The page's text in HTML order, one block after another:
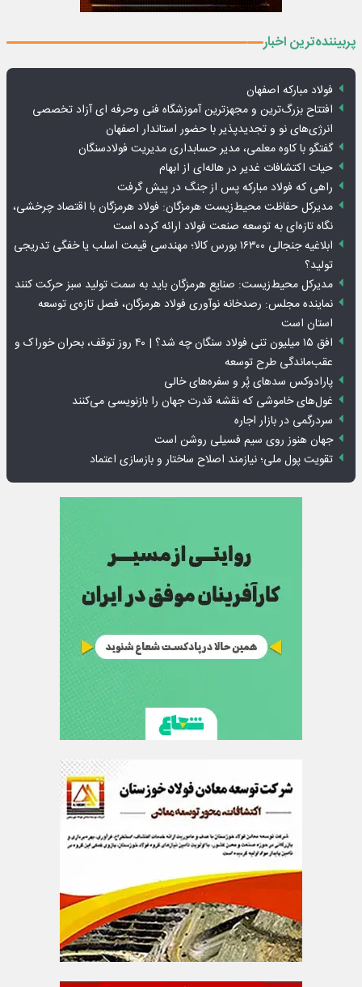
پربیننده‌ترین اخبار
فولاد مبارکه اصفهان
افتتاح بزرگ‌ترین و مجهزترین آموزشگاه فنی وحرفه ای آزاد تخصصی
انرژی‌های نو و تجدیدپذیر با حضور استاندار اصفهان
گفتگو با کاوه معلمی، مدیر حسابداری مدیریت فولادسنگان
حیات اکتشافات غدیر در هاله‌ای از ابهام
راهی که فولاد مبارکه پس از جنگ در پیش گرفت
مدیرکل حفاظت محیط‌زیست هرمزگان: فولاد هرمزگان با اقتصاد چرخشی،
نگاه تازه‌ای به توسعه صنعت فولاد ارائه کرده است
ابلاغیه جنجالی ۱۶۳۰۰ بورس کالا؛ مهندسی قیمت اسلب یا خفگی تدریجی
تولید؟
مدیرکل محیط‌زیست: صنایع هرمزگان باید به سمت تولید سبز حرکت کنند
نماینده مجلس: رصدخانه نوآوری فولاد هرمزگان، فصل تازه‌ی توسعه
استان است
افق ۱۵ میلیون تنی فولاد سنگان چه شد؟ | ۴۰ روز توقف، بحران خوراک و
عقب‌ماندگی طرح توسعه
پارادوکس سدهای پُر و سفره‌های خالی
غول‌های خاموشی که نقشه قدرت جهان را بازنویسی می‌کنند
سردرگمی در بازار اجاره
جهان هنوز روی سیم فسیلی روشن است
تقویت پول ملی؛ نیازمند اصلاح ساختار و بازسازی اعتماد